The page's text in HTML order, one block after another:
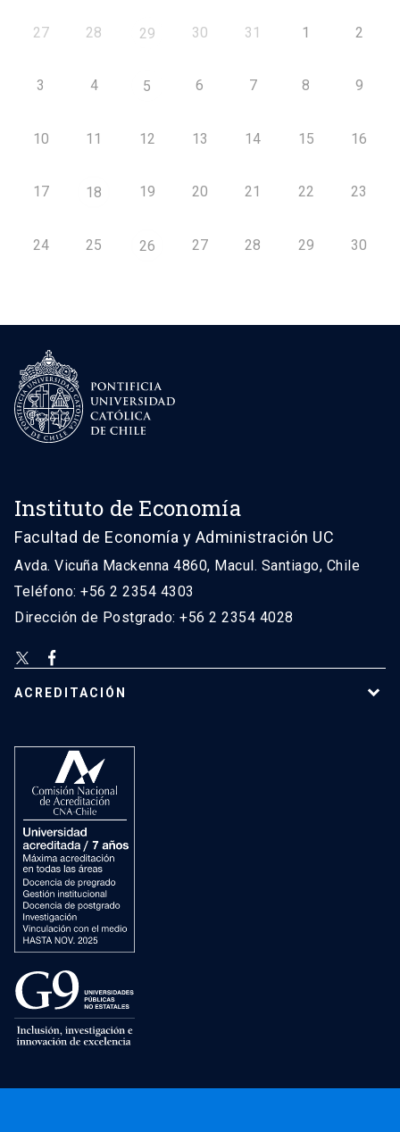
27 28 29 30 31 1 2
3 4 5 6 7 8 9
10 11 12 13 14 15 16
17 18 19 20 21 22 23
24 25 26 27 28 29 30
Instituto de Economía
Facultad de Economía y Administración UC
Avda. Vicuña Mackenna 4860, Macul. Santiago, Chile
Teléfono: +56 2 2354 4303
Dirección de Postgrado: +56 2 2354 4028
ACREDITACIÓN